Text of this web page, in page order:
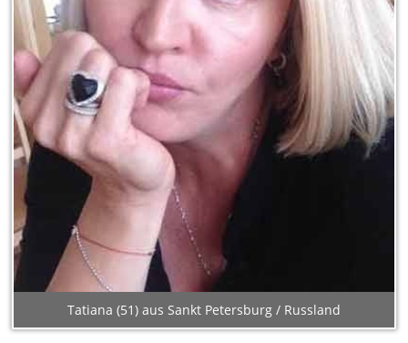
Tatiana (51) aus Sankt Petersburg / Russland